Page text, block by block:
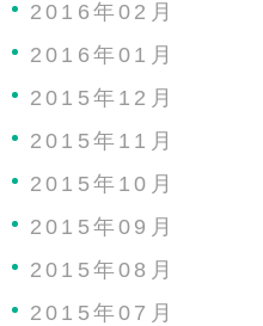
2016年02月
2016年01月
2015年12月
2015年11月
2015年10月
2015年09月
2015年08月
2015年07月